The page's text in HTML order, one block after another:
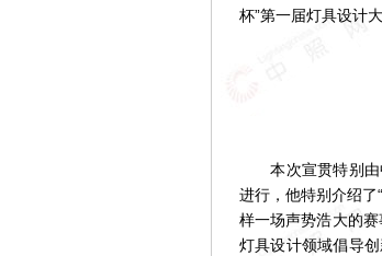
杯”第一届灯具设计
本次宣贯特别由
进行，他特别介绍
样一场声势浩大的
灯具设计领域倡导